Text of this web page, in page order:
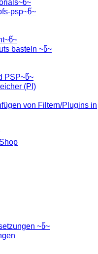
psp~წ~
basteln ~წ~
PSP~წ~
(PI)
von Filtern/Plugins in
~წ~